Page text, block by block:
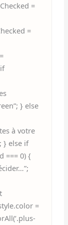
=
=
} else
à votre
} else if
=== 0) {
=